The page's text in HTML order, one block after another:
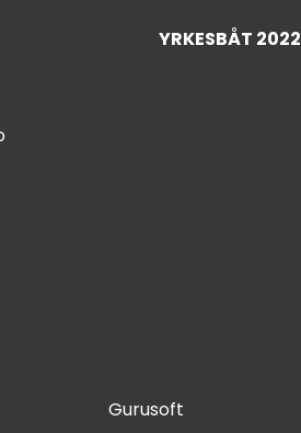
YRKESBÅT 2022
Gurusoft